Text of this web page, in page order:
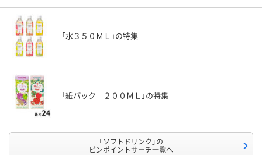
「水３５０ＭＬ」の特集
「紙パック ２００ＭＬ」の特集
「ソフトドリンク」の
ピンポイントサーチ一覧へ